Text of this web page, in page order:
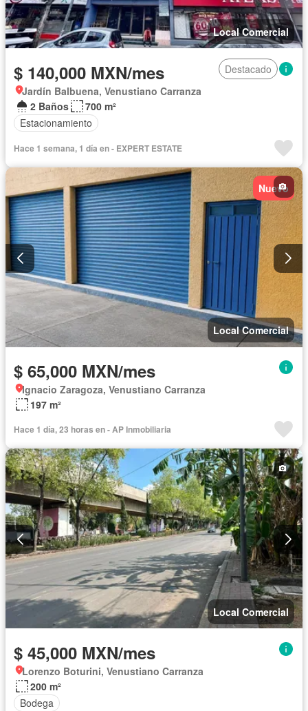
Local Comercial
$ 140,000 MXN/mes
Destacado
Jardín Balbuena, Venustiano Carranza
2 Baños
700 m²
Estacionamiento
Hace 1 semana, 1 día en - EXPERT ESTATE
Nuevo
Local Comercial
$ 65,000 MXN/mes
Ignacio Zaragoza, Venustiano Carranza
197 m²
Hace 1 día, 23 horas en - AP Inmobiliaria
Local Comercial
$ 45,000 MXN/mes
Lorenzo Boturini, Venustiano Carranza
200 m²
Bodega